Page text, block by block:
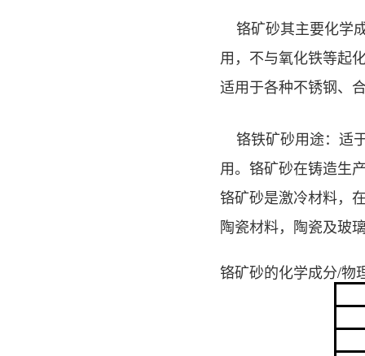
铬矿砂其主要化学
用，不与氧化铁等起
适用于各种不锈钢、
铬铁矿砂用途：适
用。铬矿砂在铸造生
铬矿砂是激冷材料，
陶瓷材料，陶瓷及玻
铬矿砂的化学成分/物